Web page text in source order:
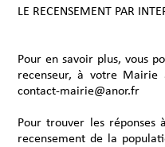
LE RECENSEMENT PAR
Pour en savoir plus, vous
recenseur, à votre Mairie
contact-mairie@anor.fr
Pour trouver les réponses
recensement de la